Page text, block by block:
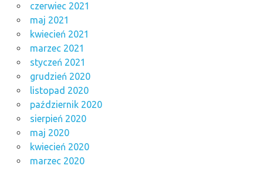
czerwiec 2021
maj 2021
kwiecień 2021
marzec 2021
styczeń 2021
grudzień 2020
listopad 2020
październik 2020
sierpień 2020
maj 2020
kwiecień 2020
marzec 2020